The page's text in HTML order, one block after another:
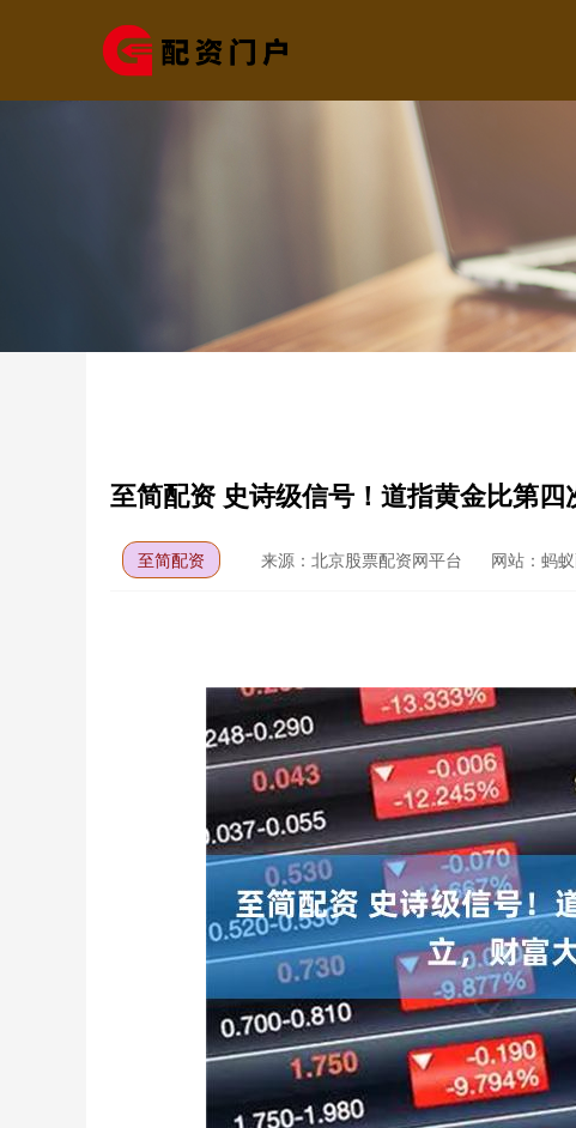
至简配资 史诗级信号！道指黄金比第
至简配资 来源：北京股票配资网平台 网站：蚂
深证成指 14110.12 -34.08 -0.24%